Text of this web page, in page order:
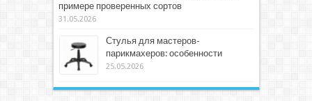
примере проверенных сортов
31.05.2026
Стулья для мастеров-
парикмахеров: особенности
25.05.2026